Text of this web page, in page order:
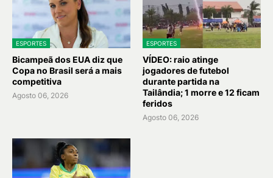
ESPORTES
Bicampeã dos EUA diz que
Copa no Brasil será a mais
competitiva
Agosto 06, 2026
ESPORTES
VÍDEO: raio atinge
jogadores de futebol
durante partida na
Tailândia; 1 morre e 12 ficam
feridos
Agosto 06, 2026